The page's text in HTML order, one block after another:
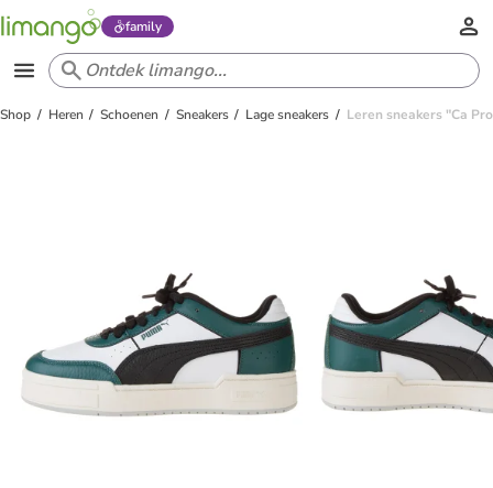
family
Shop Heren Schoenen Sneakers Lage sneakers Leren sneakers "Ca